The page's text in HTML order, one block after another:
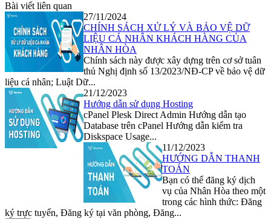
Bài viết liên quan
27/11/2024
CHÍNH SÁCH XỬ LÝ VÀ BẢO VỆ DỮ
LIỆU CÁ NHÂN KHÁCH HÀNG CỦA
NHÂN HÒA
Chính sách này được xây dựng trên cơ sở tuân
thủ Nghị định số 13/2023/NĐ-CP về bảo vệ dữ
liệu cá nhân; Luật Dữ...
21/12/2023
Hướng dẫn sử dụng Hosting
cPanel Plesk Direct Admin Hướng dẫn tạo
Database trên cPanel Hướng dẫn kiểm tra
Diskspace Usage...
11/12/2023
HƯỚNG DẪN THANH
TOÁN
Bạn có thể đăng ký dịch
vụ của Nhân Hòa theo một
trong các hình thức: Đăng
ký trực tuyến, Đăng ký tại văn phòng, Đăng...